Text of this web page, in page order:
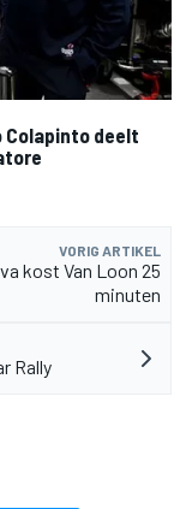
Colapinto deelt
VORIG ARTIKEL
kost Van Loon 25
minuten
Rally